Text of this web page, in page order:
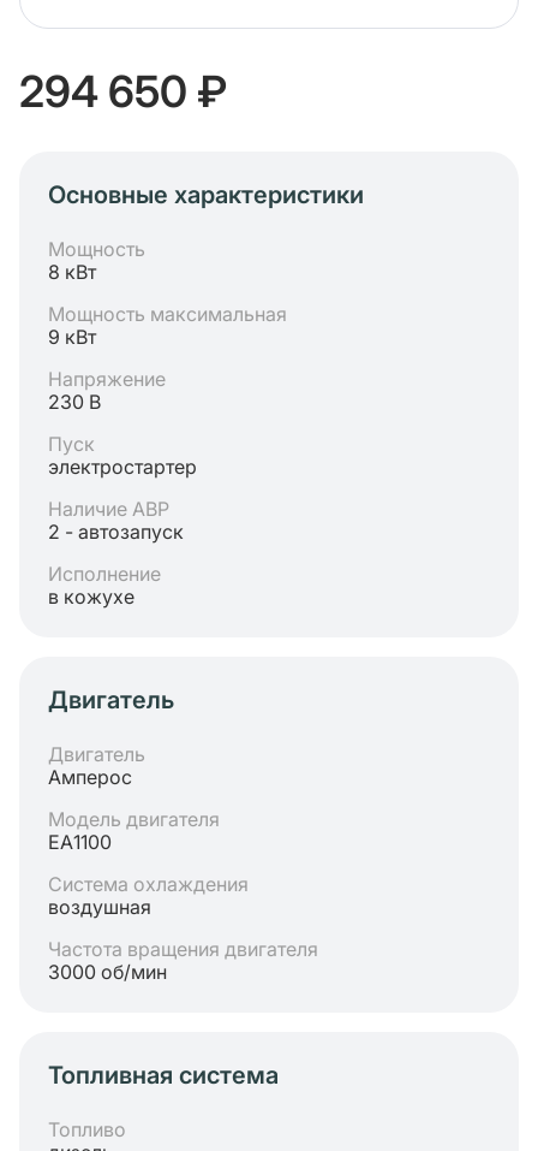
294 650 ₽
Основные характеристики
Мощность
8 кВт
Мощность максимальная
9 кВт
Напряжение
230 В
Пуск
электростартер
Наличие АВР
2 - автозапуск
Исполнение
в кожухе
Двигатель
Двигатель
Амперос
Модель двигателя
ЕА1100
Система охлаждения
воздушная
Частота вращения двигателя
3000 об/мин
Топливная система
Топливо